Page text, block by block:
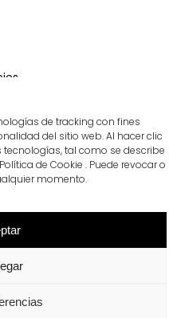
de tracking con fines
del sitio web. Al hacer clic
tecnologías, tal como se describe
de Cookie . Puede revocar o
momento.